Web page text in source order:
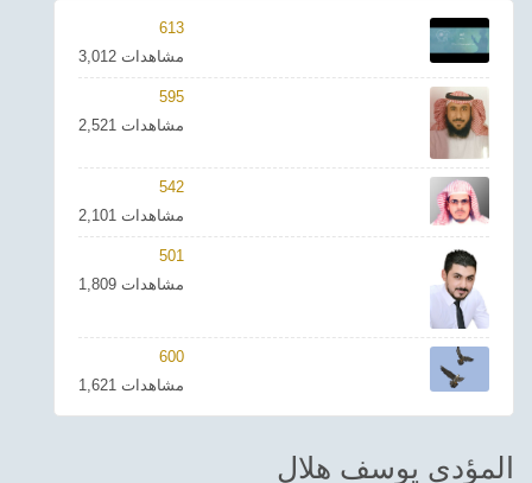
شعر
اناشيد
ادعية
احدث الفيديوهات
ترفيهي
Asian
Foreign
613
3,012 مشاهدات
595
2,521 مشاهدات
542
2,101 مشاهدات
501
1,809 مشاهدات
600
1,621 مشاهدات
المؤدى يوسف هلال